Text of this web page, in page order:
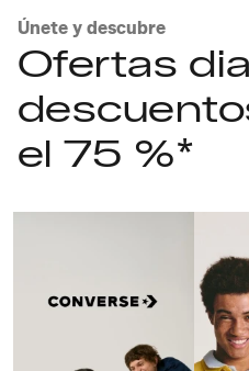
Únete y descubre
Ofertas
el 75 %*